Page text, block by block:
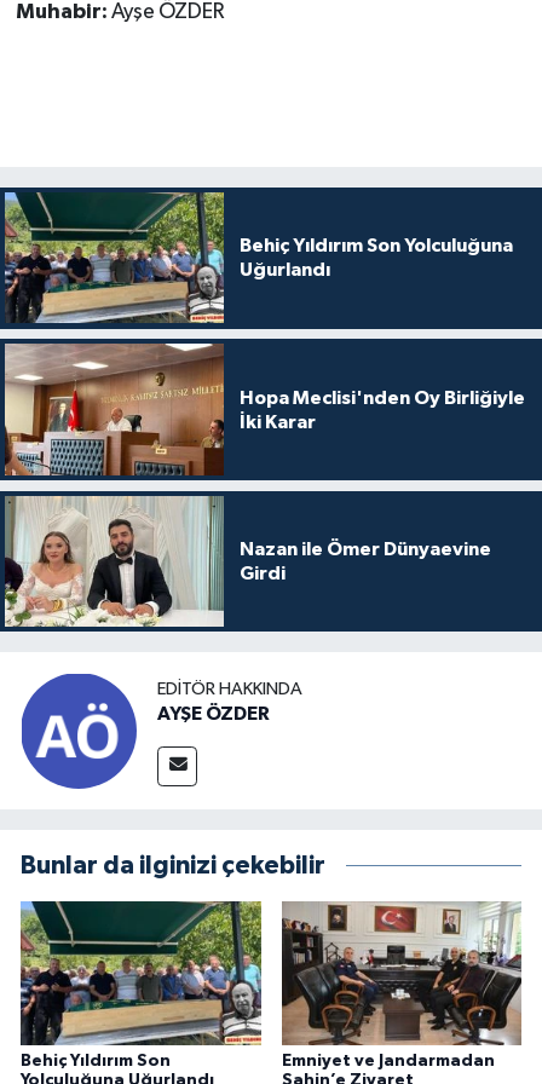
Muhabir: Ayşe ÖZDER
Behiç Yıldırım Son Yolculuğuna
Uğurlandı
Hopa Meclisi'nden Oy Birliğiyle
İki Karar
Nazan ile Ömer Dünyaevine
Girdi
EDITÖR HAKKINDA
AYŞE ÖZDER
Bunlar da ilginizi çekebilir
Behiç Yıldırım Son
Yolculuğuna Uğurlandı
Emniyet ve Jandarmadan
Şahin’e Ziyaret